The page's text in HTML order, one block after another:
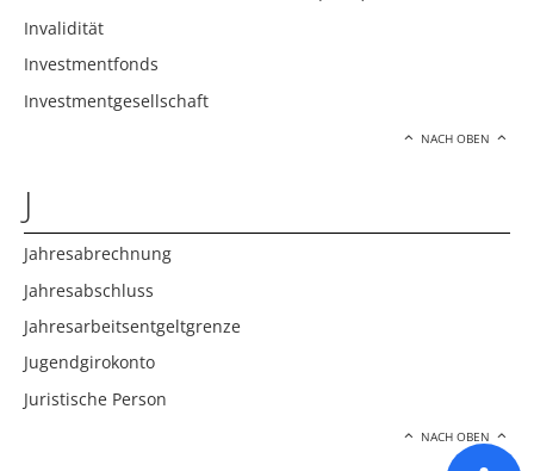
Invalidität
Investmentfonds
Investmentgesellschaft
NACH OBEN
J
Jahresabrechnung
Jahresabschluss
Jahresarbeitsentgeltgrenze
Jugendgirokonto
Juristische Person
NACH OBEN